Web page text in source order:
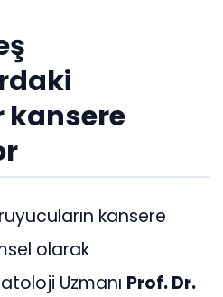
kansere
olarak
Uzmanı Prof. Dr.